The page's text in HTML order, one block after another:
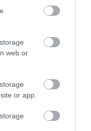
web or
or app.
autó
a mára ritkává és